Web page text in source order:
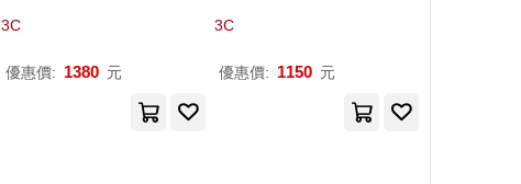
BA 東芝 系列
3C
優惠價: 1380 元
3C
優惠價: 1150 元